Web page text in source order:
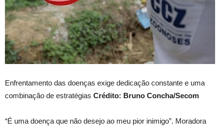
Enfrentamento das doenças exige dedicação constante e uma
combinação de estratégias Crédito: Bruno Concha/Secom
“É uma doença que não desejo ao meu pior inimigo”. Moradora